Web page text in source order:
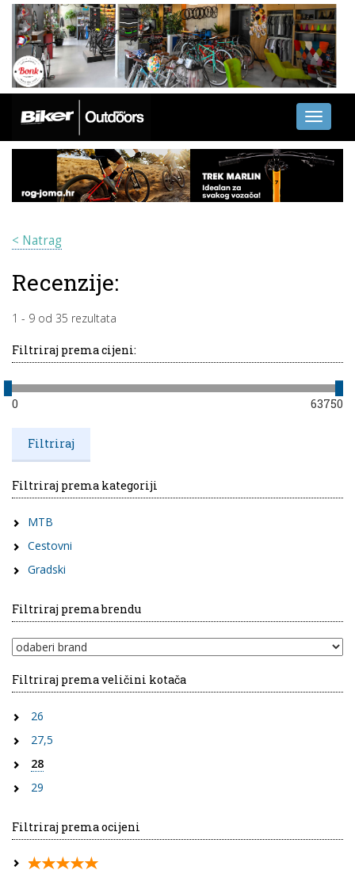
Toggle
< Natrag
Recenzije:
1 - 9 od 35 rezultata
Filtriraj prema cijeni:
0 63750
Filtriraj prema kategoriji
MTB
Cestovni
Gradski
Filtriraj prema brendu
Filtriraj prema veličini kotača
26
27,5
28
29
Filtriraj prema ocijeni